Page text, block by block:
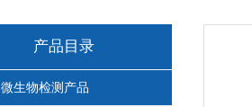
产品目录
微生物检测产品